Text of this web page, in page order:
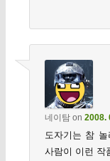
네이탐on 2008.
도자기는 참
사람이 이런